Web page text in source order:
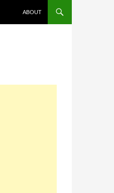
ABOUT